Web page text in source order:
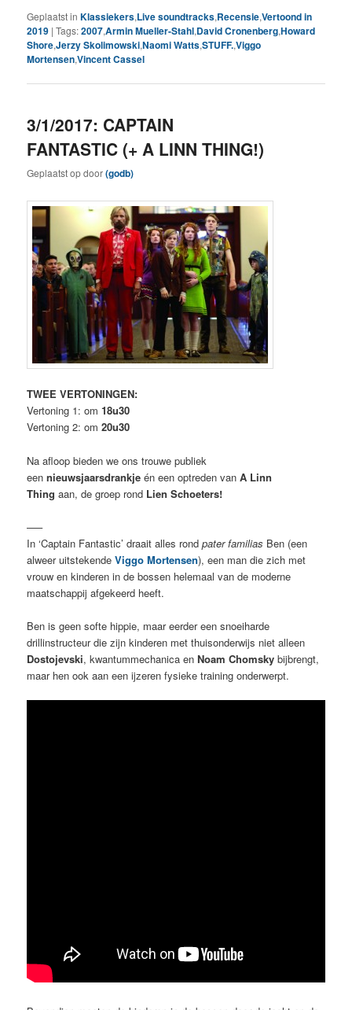
Geplaatst in Klassiekers,Live soundtracks,Recensie,Vertoond in
2019 |Tags:2007,Armin Mueller-Stahl,David Cronenberg,Howard
Shore,Jerzy Skolimowski,Naomi Watts,STUFF.,Viggo
Mortensen,Vincent Cassel
3/1/2017: CAPTAIN
FANTASTIC (+ A LINN THING!)
Geplaatst opdoor(godb)
TWEE VERTONINGEN:
Vertoning 1: om18u30
Vertoning 2: om20u30
Na afloop bieden we ons trouwe publiek
eennieuwsjaarsdrankje én een optreden vanA Linn
Thing aan, de groep rond Lien Schoeters!
—–
In ‘Captain Fantastic’ draait alles rond pater familias Ben (een
alweer uitstekendeViggo Mortensen), een man die zich met
vrouw en kinderen in de bossen helemaal van de moderne
maatschappij afgekeerd heeft.
Ben is geen softe hippie, maar eerder een snoeiharde
drillinstructeur die zijn kinderen met thuisonderwijs niet alleen
Dostojevski, kwantummechanica enNoam Chomsky bijbrengt,
maar hen ook aan een ijzeren fysieke training onderwerpt.